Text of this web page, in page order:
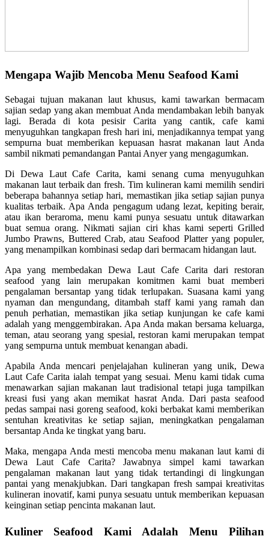
Mengapa Wajib Mencoba Menu Seafood Kami
Sebagai tujuan makanan laut khusus, kami tawarkan bermacam
sajian sedap yang akan membuat Anda mendambakan lebih banyak
lagi. Berada di kota pesisir Carita yang cantik, cafe kami
menyuguhkan tangkapan fresh hari ini, menjadikannya tempat yang
sempurna buat memberikan kepuasan hasrat makanan laut Anda
sambil nikmati pemandangan Pantai Anyer yang mengagumkan.
Di Dewa Laut Cafe Carita, kami senang cuma menyuguhkan
makanan laut terbaik dan fresh. Tim kulineran kami memilih sendiri
beberapa bahannya setiap hari, memastikan jika setiap sajian punya
kualitas terbaik. Apa Anda pengagum udang lezat, kepiting berair,
atau ikan beraroma, menu kami punya sesuatu untuk ditawarkan
buat semua orang. Nikmati sajian ciri khas kami seperti Grilled
Jumbo Prawns, Buttered Crab, atau Seafood Platter yang populer,
yang menampilkan kombinasi sedap dari bermacam hidangan laut.
Apa yang membedakan Dewa Laut Cafe Carita dari restoran
seafood yang lain merupakan komitmen kami buat memberi
pengalaman bersantap yang tidak terlupakan. Suasana kami yang
nyaman dan mengundang, ditambah staff kami yang ramah dan
penuh perhatian, memastikan jika setiap kunjungan ke cafe kami
adalah yang menggembirakan. Apa Anda makan bersama keluarga,
teman, atau seorang yang spesial, restoran kami merupakan tempat
yang sempurna untuk membuat kenangan abadi.
Apabila Anda mencari penjelajahan kulineran yang unik, Dewa
Laut Cafe Carita ialah tempat yang sesuai. Menu kami tidak cuma
menawarkan sajian makanan laut tradisional tetapi juga tampilkan
kreasi fusi yang akan memikat hasrat Anda. Dari pasta seafood
pedas sampai nasi goreng seafood, koki berbakat kami memberikan
sentuhan kreativitas ke setiap sajian, meningkatkan pengalaman
bersantap Anda ke tingkat yang baru.
Maka, mengapa Anda mesti mencoba menu makanan laut kami di
Dewa Laut Cafe Carita? Jawabnya simpel kami tawarkan
pengalaman makanan laut yang tidak tertandingi di lingkungan
pantai yang menakjubkan. Dari tangkapan fresh sampai kreativitas
kulineran inovatif, kami punya sesuatu untuk memberikan kepuasan
keinginan setiap pencinta makanan laut.
Kuliner Seafood Kami Adalah Menu Pilihan